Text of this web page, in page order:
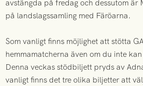
avstängda på fredag och dessutom är
på landslagssamling med Färöarna.
Som vanligt finns möjlighet att stötta
hemmamatcherna även om du inte
Denna veckas stödbiljett pryds av
vanligt finns det tre olika biljetter att